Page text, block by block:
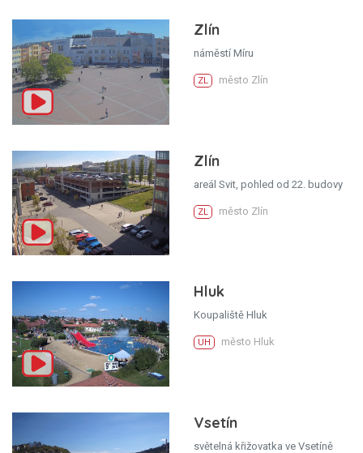
Zlín
náměstí Míru
ZL město Zlín
Zlín
areál Svit, pohled od 22. budovy
ZL město Zlín
Hluk
Koupaliště Hluk
UH město Hluk
Vsetín
světelná křižovatka ve Vsetíně